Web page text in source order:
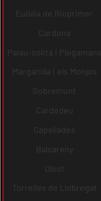
Eulàlia de Riuprimer
Cardona
Palau-solità i Plegamans
Margarida i els Monjos
Sobremunt
Cardedeu
Capellades
Balsareny
Olost
Torrelles de Llobregat